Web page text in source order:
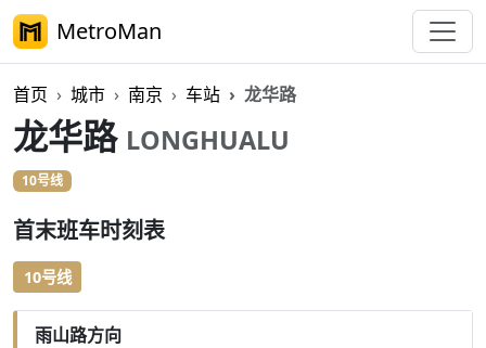
MetroMan
首页 城市 南京 车站 龙华路
龙华路 LONGHUALU
10号线
首末班车时刻表
10号线
雨山路方向